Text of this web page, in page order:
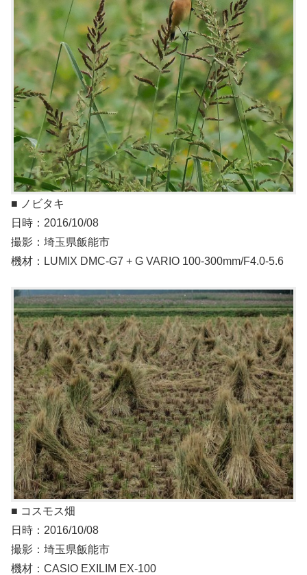
■ ノビタキ
日時：2016/10/08
撮影：埼玉県飯能市
機材：LUMIX DMC-G7 + G VARIO 100-300mm/F4.0-5.6
■ コスモス畑
日時：2016/10/08
撮影：埼玉県飯能市
機材：CASIO EXILIM EX-100